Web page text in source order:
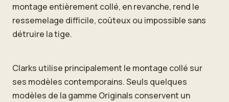
montage entièrement collé, en revanche, rend le
ressemelage difficile, coûteux ou impossible sans
détruire la tige.
Clarks utilise principalement le montage collé sur
ses modèles contemporains. Seuls quelques
modèles de la gamme Originals conservent un